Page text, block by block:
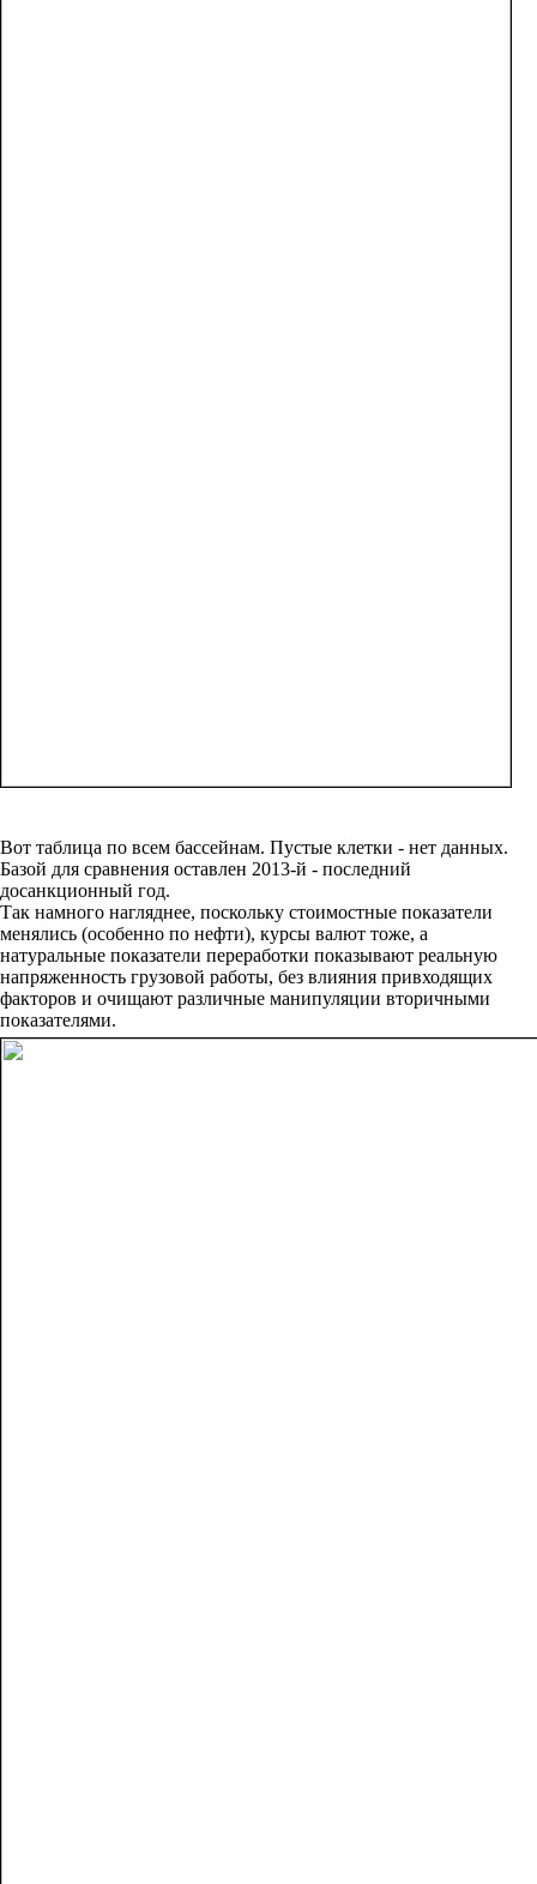
Вот таблица по всем бассейнам. Пустые клетки - нет данных.
Базой для сравнения оставлен 2013-й - последний
досанкционный год.
Так намного нагляднее, поскольку стоимостные показатели
менялись (особенно по нефти), курсы валют тоже, а
натуральные показатели переработки показывают реальную
напряженность грузовой работы, без влияния привходящих
факторов и очищают различные манипуляции вторичными
показателями.